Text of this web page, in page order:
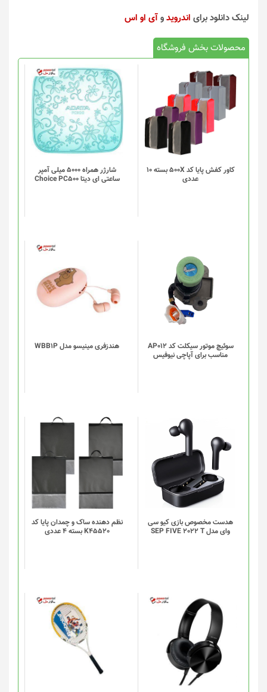
لینک دانلود برای اندرویدوآی او اس
محصولات بخش فروشگاه
کاور کفش پایا کد 500X بسته 10
عددی
شارژر همراه 5000 میلی آمپر
ساعتی ای دیتا Choice PC500
سوئیچ موتور سیکلت کد AP012
مناسب برای آپاچی نیوفیس
هندزفری مینیسو مدل WBB1P
هدست مخصوص بازی کیو سی
وای مدل SEP FIVE 2022 T
این
دارای
انواع
مختلفی
می
باشد.
گزینه
ها
محصول
انتخاب
شوند
نظم دهنده ساک و چمدان پایا کد
K45520 بسته 4 عددی
دارای
انواع
می
باشد.
گزینه
ها
محصول
انتخاب
شوند